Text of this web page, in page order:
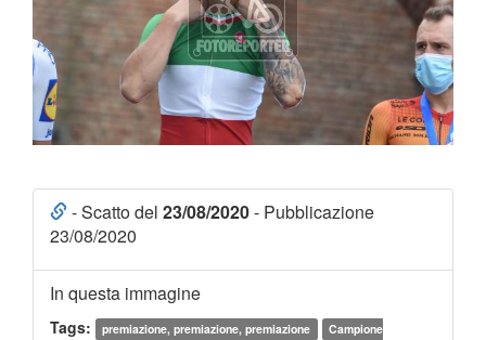
- Scatto del 23/08/2020- Pubblicazione
23/08/2020
In questa immagine
Tags: premiazione, premiazione, premiazione
Campione